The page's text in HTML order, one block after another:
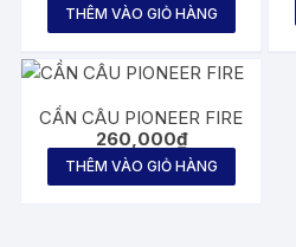
THÊM VÀO GIỎ HÀNG
CẦN CÂU PIONEER FIRE
260,000₫
THÊM VÀO GIỎ HÀNG